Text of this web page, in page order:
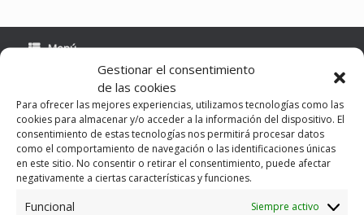
Gestionar el consentimiento
de las cookies
Para ofrecer las mejores experiencias, utilizamos tecnologías como las
cookies para almacenar y/o acceder a la información del dispositivo. El
consentimiento de estas tecnologías nos permitirá procesar datos
como el comportamiento de navegación o las identificaciones únicas
en este sitio. No consentir o retirar el consentimiento, puede afectar
negativamente a ciertas características y funciones.
Funcional Siempre activo
Menú
Novedad editorial CR
14 twitter